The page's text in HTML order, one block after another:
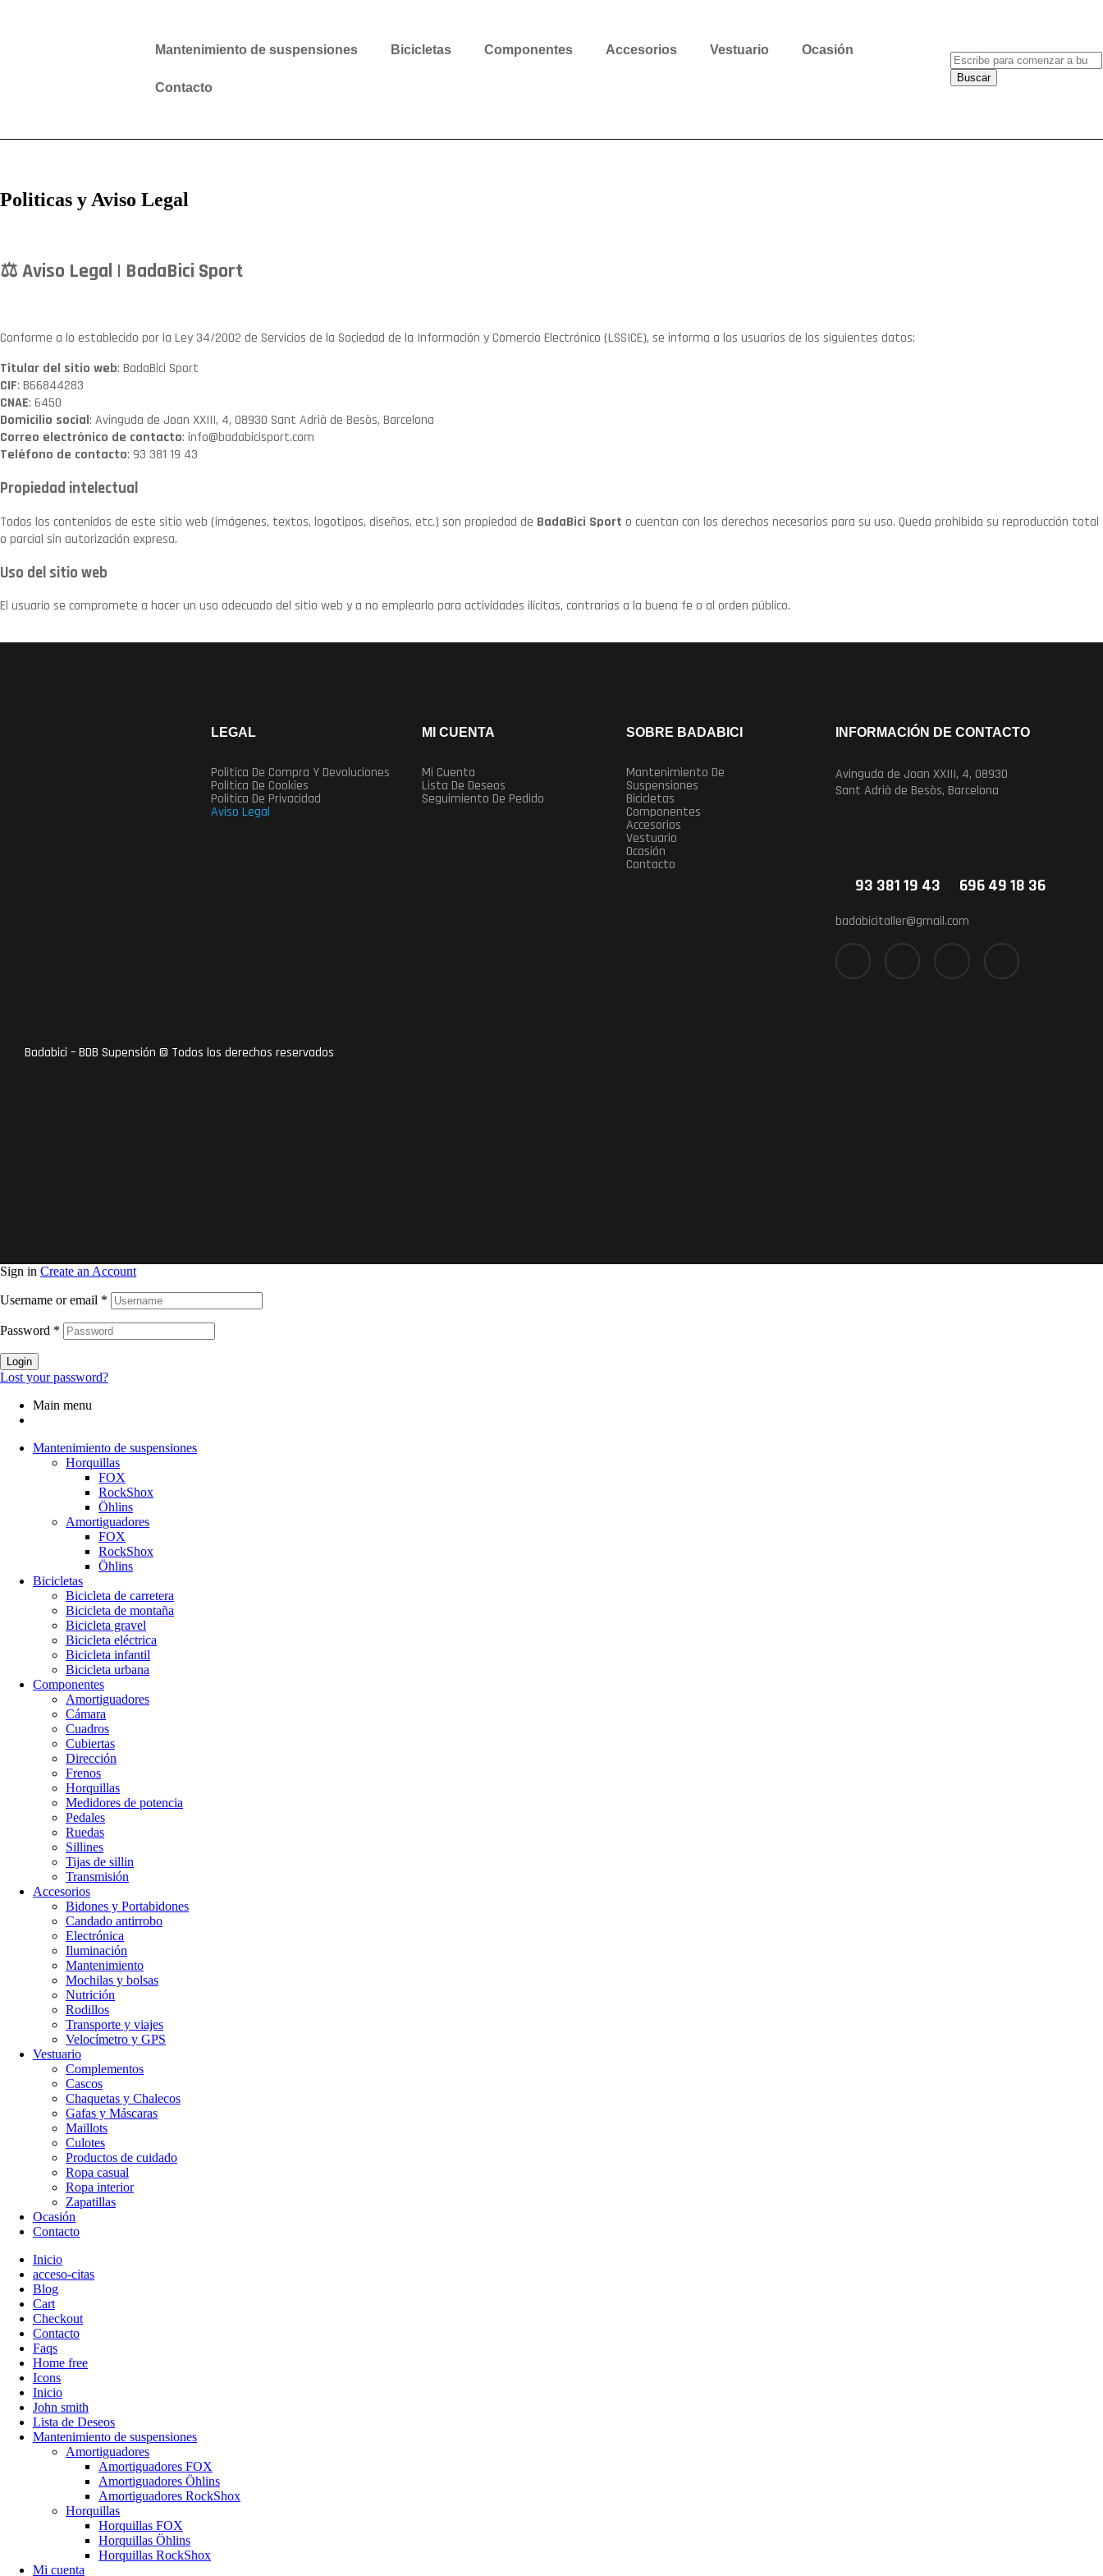
Mantenimiento de suspensiones Bicicletas Componentes Accesorios Vestuario Ocasión
Contacto
Buscar
Politicas y Aviso Legal
⚖️ Aviso Legal | BadaBici Sport
Conforme a lo establecido por la Ley 34/2002 de Servicios de la Sociedad de la Información y Comercio Electrónico (LSSICE), se informa a los usuarios de los siguientes datos:
Titular del sitio web: BadaBici Sport
CIF: B66844283
CNAE: 6450
Domicilio social: Avinguda de Joan XXIII, 4, 08930 Sant Adrià de Besòs, Barcelona
Correo electrónico de contacto: info@badabicisport.com
Teléfono de contacto: 93 381 19 43
Propiedad intelectual
Todos los contenidos de este sitio web (imágenes, textos, logotipos, diseños, etc.) son propiedad de BadaBici Sport o cuentan con los derechos necesarios para su uso. Queda prohibida su reproducción total
o parcial sin autorización expresa.
Uso del sitio web
El usuario se compromete a hacer un uso adecuado del sitio web y a no emplearlo para actividades ilícitas, contrarias a la buena fe o al orden público.
LEGAL
Politica De Compra Y Devoluciones
Politica De Cookies
Politica De Privacidad
Aviso Legal
MI CUENTA
Mi Cuenta
Lista De Deseos
Seguimiento De Pedido
SOBRE BADABICI
Mantenimiento De
Suspensiones
Bicicletas
Componentes
Accesorios
Vestuario
Ocasión
Contacto
INFORMACIÓN DE CONTACTO
Avinguda de Joan XXIII, 4, 08930
Sant Adrià de Besòs, Barcelona
93 381 19 43 696 49 18 36
badabicitaller@gmail.com
Badabici – BDB Supensión © Todos los derechos reservados
Sign in Create an Account
Username or email *
Password *
Login
Lost your password?
Main menu
Mantenimiento de suspensiones
Horquillas
FOX
RockShox
Öhlins
Amortiguadores
FOX
RockShox
Öhlins
Bicicletas
Bicicleta de carretera
Bicicleta de montaña
Bicicleta gravel
Bicicleta eléctrica
Bicicleta infantil
Bicicleta urbana
Componentes
Amortiguadores
Cámara
Cuadros
Cubiertas
Dirección
Frenos
Horquillas
Medidores de potencia
Pedales
Ruedas
Sillines
Tijas de sillin
Transmisión
Accesorios
Bidones y Portabidones
Candado antirrobo
Electrónica
Iluminación
Mantenimiento
Mochilas y bolsas
Nutrición
Rodillos
Transporte y viajes
Velocímetro y GPS
Vestuario
Complementos
Cascos
Chaquetas y Chalecos
Gafas y Máscaras
Maillots
Culotes
Productos de cuidado
Ropa casual
Ropa interior
Zapatillas
Ocasión
Contacto
Inicio
acceso-citas
Blog
Cart
Checkout
Contacto
Faqs
Home free
Icons
Inicio
John smith
Lista de Deseos
Mantenimiento de suspensiones
Amortiguadores
Amortiguadores FOX
Amortiguadores Öhlins
Amortiguadores RockShox
Horquillas
Horquillas FOX
Horquillas Öhlins
Horquillas RockShox
Mi cuenta